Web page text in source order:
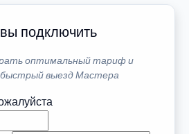
подключить
оптимальный тариф и
быстрый выезд Мастера